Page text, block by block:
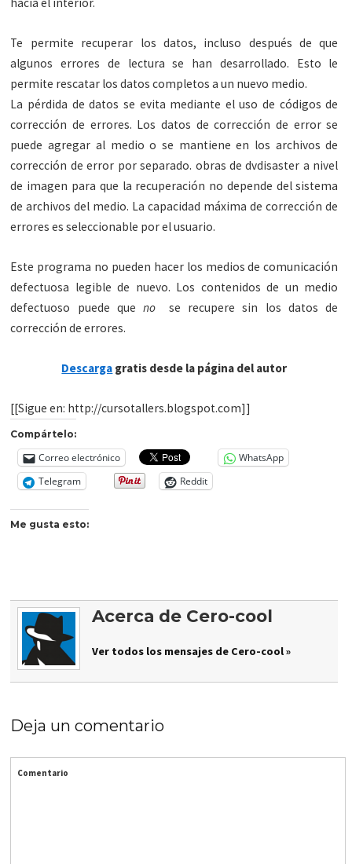
Te permite recuperar los datos, incluso después de que
algunos errores de lectura se han desarrollado. Esto le
permite rescatar los datos completos a un nuevo medio.
La pérdida de datos se evita mediante el uso de códigos de
corrección de errores. Los datos de corrección de error se
puede agregar al medio o se mantiene en los archivos de
corrección de error por separado. obras dedvdisaster a nivel
de imagen para que la recuperación no depende del sistema
de archivos del medio. La capacidad máxima de corrección de
errores es seleccionable por el usuario.
Este programa no pueden hacer los medios decomunicación
defectuosa legible de nuevo. Los contenidos de un medio
defectuoso puede queno
se recupere sin los datos de
corrección de errores.
Descarga gratis desde la página del autor
[[Sigue en: http://cursotallers.blogspot.com]]
Compártelo:
Correo electrónico
WhatsApp
Telegram
Reddit
Me gusta esto:
Acerca de Cero-cool
Ver todos los mensajes de Cero-cool »
Deja un comentario
Comentario